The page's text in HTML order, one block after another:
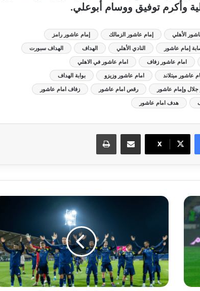
وأكرم توفيق ووسام أبوعلي.
الأهلي إمام عاشور الزمالك إمام عاشور رامز
إمام عاشور النادي الأهلي الهداف الهداف سبورت
امام عاشور زفاف امام عاشور في الاهلي
عاشور ميتلاند امام عاشور وزيزو بوابة الهداف
جلال وإمام عاشور رقص امام عاشور زفاف امام عاشور
هدف امام عاشور
X
مشاركة عبر البريد طباعة